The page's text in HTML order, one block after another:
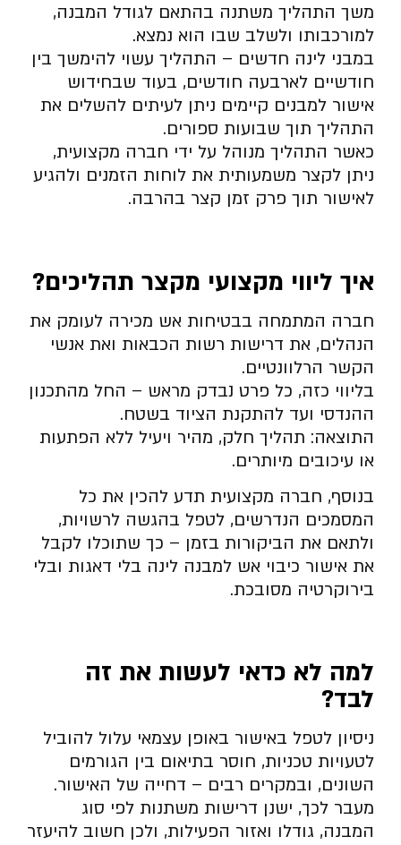
משך התהליך משתנה בהתאם לגודל המבנה,
למורכבותו ולשלב שבו הוא נמצא.
במבני לינה חדשים – התהליך עשוי להימשך בין
חודשיים לארבעה חודשים, בעוד שבחידוש
אישור למבנים קיימים ניתן לעיתים להשלים את
התהליך תוך שבועות ספורים.
כאשר התהליך מנוהל על ידי חברה מקצועית,
ניתן לקצר משמעותית את לוחות הזמנים ולהגיע
לאישור תוך פרק זמן קצר בהרבה.
איך ליווי מקצועי מקצר תהליכים?
חברה המתמחה בבטיחות אש מכירה לעומק את
הנהלים, את דרישות רשות הכבאות ואת אנשי
הקשר הרלוונטיים.
בליווי כזה, כל פרט נבדק מראש – החל מהתכנון
ההנדסי ועד להתקנת הציוד בשטח.
התוצאה: תהליך חלק, מהיר ויעיל ללא הפתעות
או עיכובים מיותרים.
בנוסף, חברה מקצועית תדע להכין את כל
המסמכים הנדרשים, לטפל בהגשה לרשויות,
ולתאם את הביקורות בזמן – כך שתוכלו לקבל
את אישור כיבוי אש למבנה לינה בלי דאגות ובלי
בירוקרטיה מסובכת.
למה לא כדאי לעשות את זה
לבד?
ניסיון לטפל באישור באופן עצמאי עלול להוביל
לטעויות טכניות, חוסר בתיאום בין הגורמים
השונים, ובמקרים רבים – דחייה של האישור.
מעבר לכך, ישנן דרישות משתנות לפי סוג
המבנה, גודלו ואזור הפעילות, ולכן חשוב להיעזר